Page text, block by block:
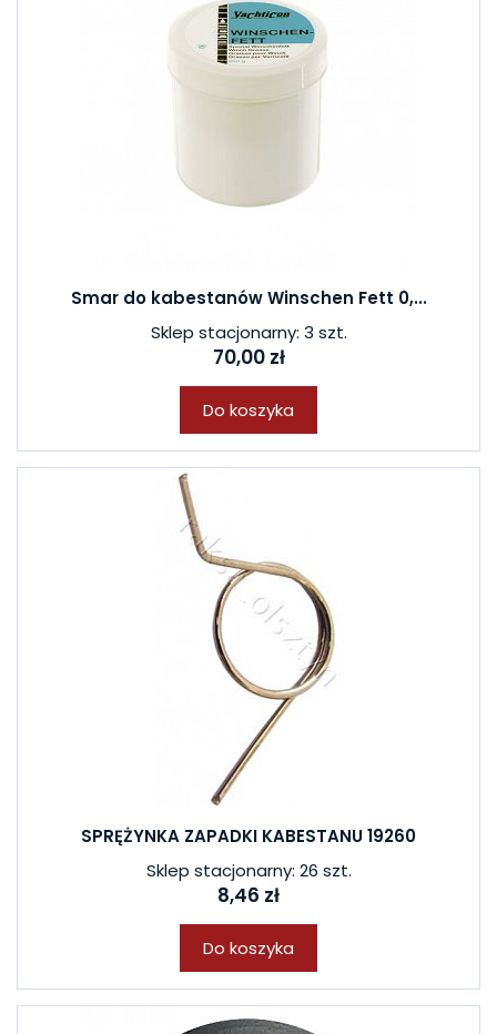
Smar do kabestanów Winschen Fett 0,...
Sklep stacjonarny: 3 szt.
70,00 zł
Do koszyka
SPRĘŻYNKA ZAPADKI KABESTANU 19260
Sklep stacjonarny: 26 szt.
8,46 zł
Do koszyka